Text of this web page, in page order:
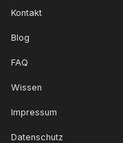
Kontakt
Blog
FAQ
Wissen
Impressum
Datenschutz